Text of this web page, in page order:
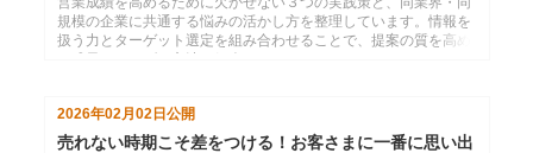
規模の企業に共通する悩みの活かし方を整理しています。情報を
扱う力とターゲット選定を組み合わせることで、提案の質を高め
2026年02月02日公開
売れない時期こそ差をつける！お客さまに一番に思い出